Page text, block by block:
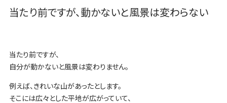
当たり前ですが、動かないと風景は変わらない
当たり前ですが、
自分が動かないと風景は変わりません。
例えば、きれいな山があったとします。
そこには広々とした平地が広がっていて、